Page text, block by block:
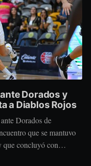
Dorados y
a Diablos Rojos
Dorados de
que se mantuvo
que concluyó con
El cuadro